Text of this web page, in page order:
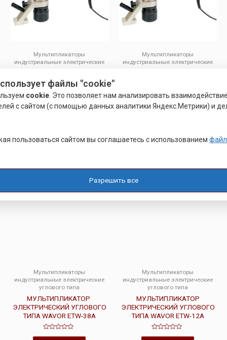
Мультипликаторы
индустриальные электрические
МУЛЬТИПЛИКАТОР
ЭЛЕКТРИЧЕСКИЙ УГЛОВОГО
ТИПА WAVOR ETW-100A
Мультипликаторы
индустриальные электрические
80A
Мультипликаторы
индустриальные электрические
углового типа
МУЛЬТИПЛИКАТОР
ЭЛЕКТРИЧЕСКИЙ УГЛОВОГО
ТИПА WAVOR ETW-38A
Оценка
Мультипликаторы
индустриальные электрические
углового типа
МУЛЬТИПЛИКАТОР
ЭЛЕКТРИЧЕСКИЙ УГЛОВОГО
ТИПА WAVOR ETW-12A
Оценка
файлы "cookie"
cookie . Это позволяет нам анализировать
с сайтом (с помощью данных аналитики Яндекс.Метрики) и
пользоваться сайтом вы соглашаетесь с использованием
Разрешить все